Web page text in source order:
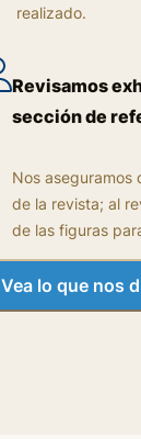
realizado.
Revisamos
sección de
Nos aseguramos
de la revista; al
de las figuras
Vea lo que nos